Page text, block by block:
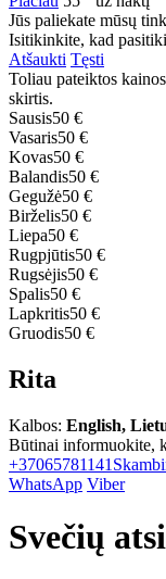
Jūs paliekate mūsų
Isitikinkite, kad
Atšaukti Tęsti
Toliau pateiktos
skirtis.
Sausis50 €
Vasaris50 €
Kovas50 €
Balandis50 €
Gegužė50 €
Birželis50 €
Liepa50 €
Rugpjūtis50 €
Rugsėjis50 €
Spalis50 €
Lapkritis50 €
Gruodis50 €
Rita
Kalbos: English,
Būtinai informuokite,
+37065781141
WhatsApp Viber
Svečių